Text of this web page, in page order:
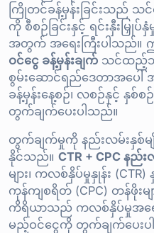
ကြိုတင်ခန့်မှန်းခြင်းသည် သ
ကို စီစဉ်ခြင်းနှင့် ရင်းနှီးမြှုပ်နှံ
အတွက် အရေးကြီးပါသည်။
ဝင်ငွေ ခန့်မှန်းချက် သင်ထည့်သွင်
စွမ်းဆောင်ရည်ဒေတာအပေ
ခန့်မှန်းနေ့စဉ်၊ လစဉ်နှင့် နှစ်
တွက်ချက်ပေးပါသည်။
တွက်ချက်မှုကို နည်းလမ်းနှစ်
နိုင်သည်။ CTR + CPC နည်း
များ၊ ကလစ်နှိပ်မှုနှုန်း
ကုန်ကျစရိတ် (CPC) တန်ဖိုး
ကိရိယာသည် ကလစ်နှိပ်မှုအရေ
မည့်ဝင်ငွေကို တွက်ချက်ပေးပ